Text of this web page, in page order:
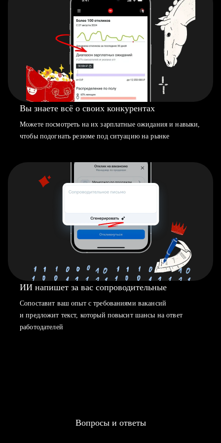
Вы знаете всё о своих конкурентах
Можете посмотреть на их зарплатные ожидания и навыки,
чтобы подогнать резюме под ситуацию на рынке
ИИ напишет за вас сопроводительные
Сопоставит ваш опыт с требованиями вакансий
и предложит текст, который повысит шансы на ответ
работодателей
Вопросы и ответы